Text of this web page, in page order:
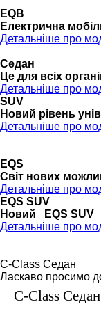
EQB
Електрична
Детальніше про
Седан
Це для всіх
Детальніше про
SUV
Новий рівень
Детальніше про
EQS
Cвіт нових
Детальніше про
EQS SUV
Новий EQS SUV
Детальніше про
C-Class Седан
Ласкаво просимо
C-Class Седан